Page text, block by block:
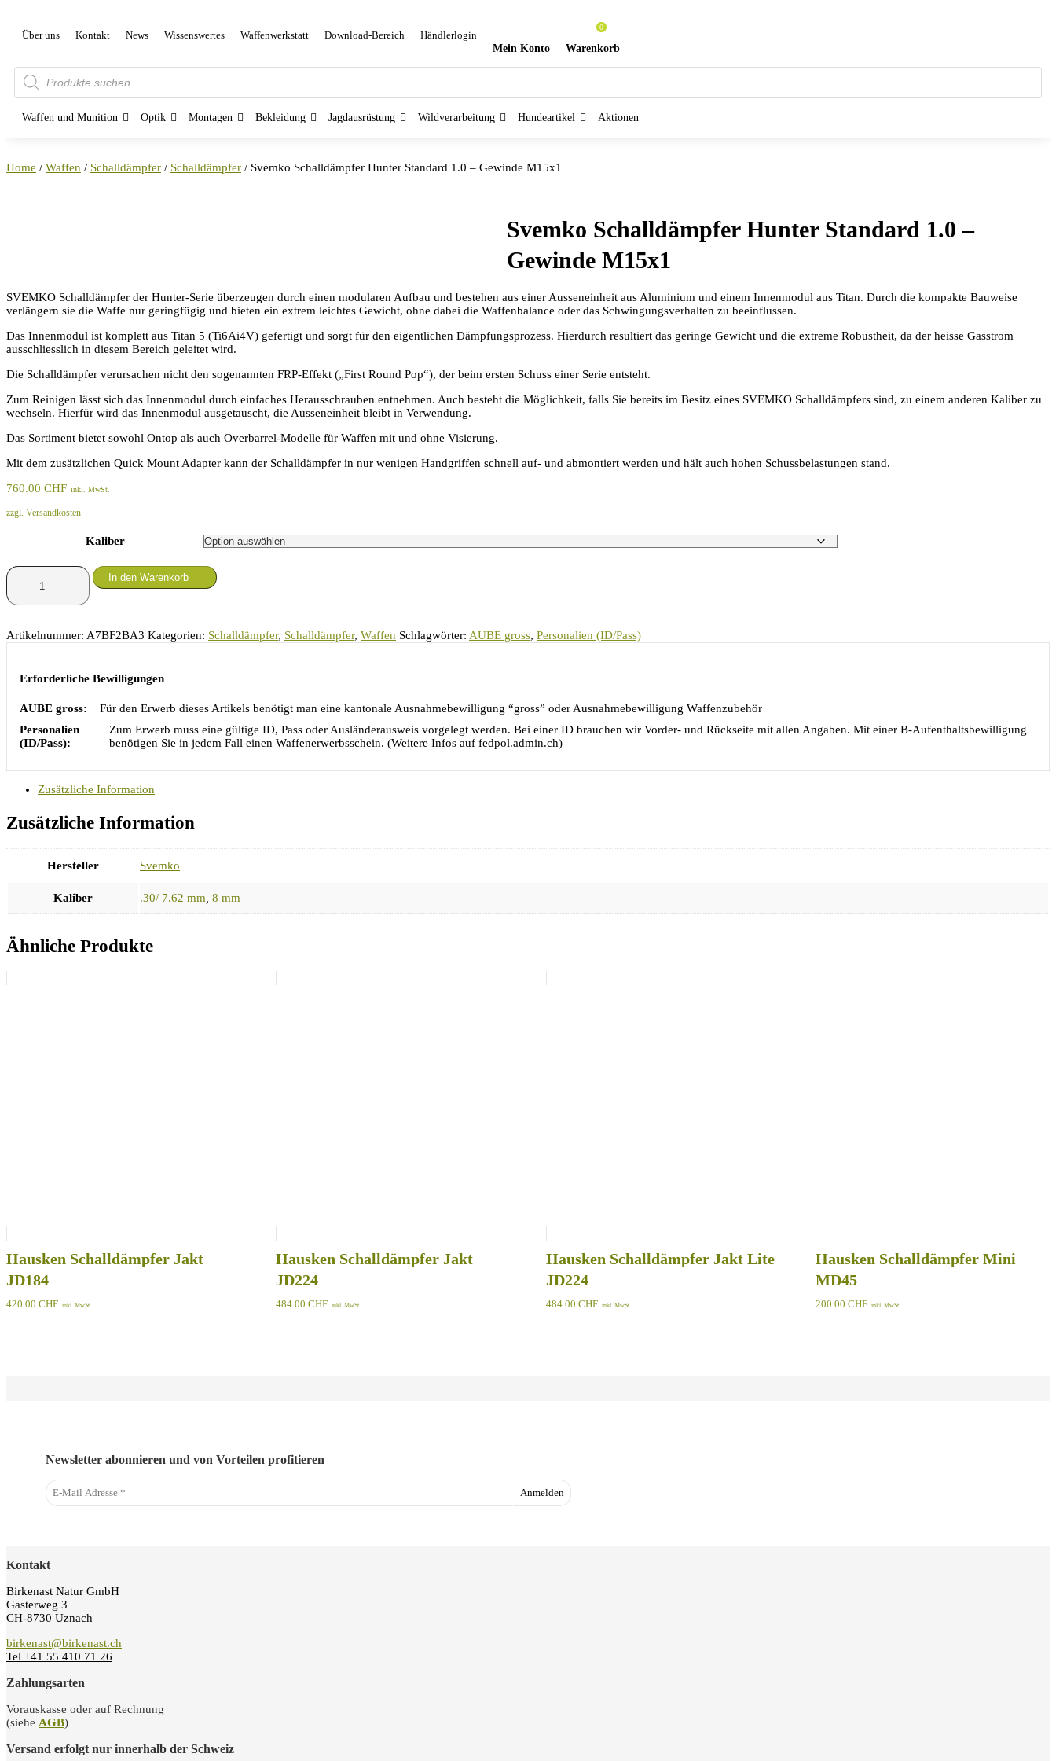
Über uns Kontakt News Wissenswertes Waffenwerkstatt Download-Bereich
Händlerlogin
Warenkorb
0
Mein Konto
Products
search
Waffen und Munition Optik Montagen Bekleidung Jagdausrüstung Wildverarbeitung Hundeartikel Aktionen
Home / Waffen / Schalldämpfer / Schalldämpfer / Svemko Schalldämpfer Hunter Standard 1.0 – Gewinde M15x1
Svemko Schalldämpfer Hunter Standard 1.0 –
Gewinde M15x1
SVEMKO Schalldämpfer der Hunter-Serie überzeugen durch einen modularen Aufbau und bestehen aus einer Ausseneinheit aus Aluminium und einem Innenmodul aus Titan. Durch die kompakte Bauweise
verlängern sie die Waffe nur geringfügig und bieten ein extrem leichtes Gewicht, ohne dabei die Waffenbalance oder das Schwingungsverhalten zu beeinflussen.
Das Innenmodul ist komplett aus Titan 5 (Ti6Ai4V) gefertigt und sorgt für den eigentlichen Dämpfungsprozess. Hierdurch resultiert das geringe Gewicht und die extreme Robustheit, da der heisse Gasstrom
ausschliesslich in diesem Bereich geleitet wird.
Die Schalldämpfer verursachen nicht den sogenannten FRP-Effekt („First Round Pop“), der beim ersten Schuss einer Serie entsteht.
Zum Reinigen lässt sich das Innenmodul durch einfaches Herausschrauben entnehmen. Auch besteht die Möglichkeit, falls Sie bereits im Besitz eines SVEMKO Schalldämpfers sind, zu einem anderen Kaliber zu
wechseln. Hierfür wird das Innenmodul ausgetauscht, die Ausseneinheit bleibt in Verwendung.
Das Sortiment bietet sowohl Ontop als auch Overbarrel-Modelle für Waffen mit und ohne Visierung.
Mit dem zusätzlichen Quick Mount Adapter kann der Schalldämpfer in nur wenigen Handgriffen schnell auf- und abmontiert werden und hält auch hohen Schussbelastungen stand.
760.00 CHF inkl. MwSt.
zzgl. Versandkosten
Kaliber
Svemko
Schalldämpfer
Hunter
-
Menge
In den Warenkorb
Artikelnummer: A7BF2BA3 Kategorien: Schalldämpfer, Schalldämpfer, Waffen Schlagwörter: AUBE gross, Personalien (ID/Pass)
Erforderliche Bewilligungen
AUBE gross:
Für den Erwerb dieses Artikels benötigt man eine kantonale Ausnahmebewilligung “gross” oder Ausnahmebewilligung Waffenzubehör
Personalien
(ID/Pass):
Zum Erwerb muss eine gültige ID, Pass oder Ausländerausweis vorgelegt werden. Bei einer ID brauchen wir Vorder- und Rückseite mit allen Angaben. Mit einer B-Aufenthaltsbewilligung
benötigen Sie in jedem Fall einen Waffenerwerbsschein. (Weitere Infos auf fedpol.admin.ch)
Zusätzliche Information
Zusätzliche Information
Hersteller Svemko
Kaliber .30/ 7.62 mm, 8 mm
Ähnliche Produkte
Hausken Schalldämpfer Jakt
JD184
420.00 CHF inkl. MwSt.
Hausken Schalldämpfer Jakt
JD224
484.00CHF inkl. MwSt.
Hausken Schalldämpfer Jakt Lite
JD224
484.00 CHF inkl. MwSt.
Hausken Schalldämpfer Mini
MD45
200.00 CHF inkl. MwSt.
Newsletter abonnieren und von Vorteilen profitieren
Kontakt
Birkenast Natur GmbH
Gasterweg 3
CH-8730 Uznach
birkenast@birkenast.ch
Tel +41 55 410 71 26
Zahlungsarten
Vorauskasse oder auf Rechnung
(siehe AGB)
Versand erfolgt nur innerhalb der Schweiz